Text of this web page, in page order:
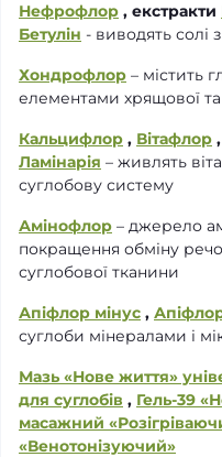
Нефрофлор , екстракти
Бетулін - виводять солі
Хондрофлор – містить
елементами хрящової
Кальцифлор , Вітафлор ,
Ламінарія – живлять
суглобову систему
Амінофлор – джерело
покращення обміну
суглобової тканини
Апіфлор мінус ,
суглоби мінералами і
Мазь «Нове життя»
для суглобів , Гель-39
масажний
«Венотонізуючий»